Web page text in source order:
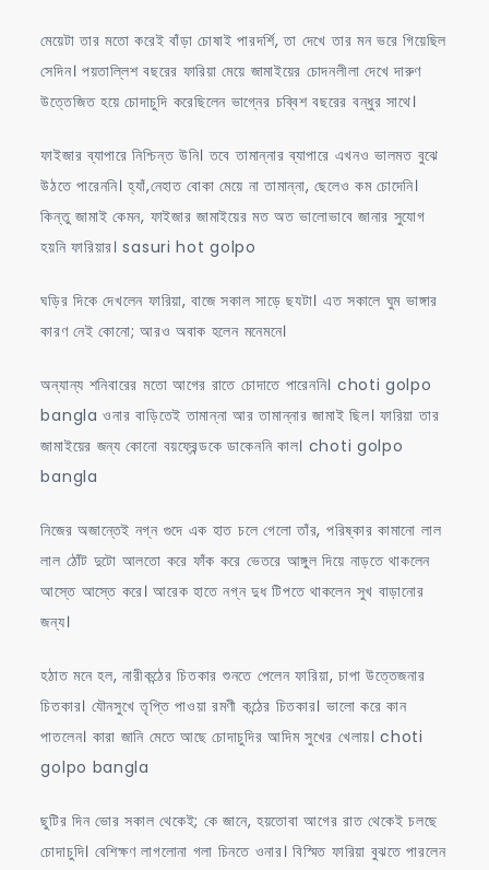
মেয়েটা তার মতো করেই বাঁড়া চোষাই পারদর্শি, তা দেখে তার মন ভরে গিয়েছিল
সেদিন। পয়তাল্লিশ বছরের ফারিয়া মেয়ে জামাইয়ের চোদনলীলা দেখে দারুণ
উত্তেজিত হয়ে চোদাচুদি করেছিলেন ভাগ্নের চব্বিশ বছরের বন্ধুর সাথে।
ফাইজার ব্যাপারে নিশ্চিন্ত উনি। তবে তামান্নার ব্যাপারে এখনও ভালমত বুঝে
উঠতে পারেননি। হ্যাঁ,নেহাত বোকা মেয়ে না তামান্না, ছেলেও কম চোদেনি।
কিন্তু জামাই কেমন, ফাইজার জামাইয়ের মত অত ভালোভাবে জানার সুযোগ
হয়নি ফারিয়ার। sasuri hot golpo
ঘড়ির দিকে দেখলেন ফারিয়া, বাজে সকাল সাড়ে ছযটা। এত সকালে ঘুম ভাঙ্গার
কারণ নেই কোনো; আরও অবাক হলেন মনেমনে।
অন্যান্য শনিবারের মতো আগের রাতে চোদাতে পারেননি। choti golpo
bangla ওনার বাড়িতেই তামান্না আর তামান্নার জামাই ছিল। ফারিয়া তার
জামাইয়ের জন্য কোনো বয়ফ্রেন্ডকে ডাকেননি কাল। choti golpo
bangla
নিজের অজান্তেই নগ্ন গুদে এক হাত চলে গেলো তাঁর, পরিষ্কার কামানো লাল
লাল ঠোঁট দুটো আলতো করে ফাঁক করে ভেতরে আঙ্গুল দিয়ে নাড়তে থাকলেন
আস্তে আস্তে করে। আরেক হাতে নগ্ন দুধ টিপতে থাকলেন সুখ বাড়ানোর
জন্য।
হঠাত মনে হল, নারীকন্ঠের চিতকার শুনতে পেলেন ফারিয়া, চাপা উত্তেজনার
চিতকার। যৌনসুখে তৃপ্তি পাওয়া রমণী কন্ঠের চিতকার। ভালো করে কান
পাতলেন। কারা জানি মেতে আছে চোদাচুদির আদিম সুখের খেলায়। choti
golpo bangla
ছুটির দিন ভোর সকাল থেকেই; কে জানে, হয়তোবা আগের রাত থেকেই চলছে
চোদাচুদি। বেশিক্ষণ লাগলোনা গলা চিনতে ওনার। বিস্মিত ফারিয়া বুঝতে পারলেন